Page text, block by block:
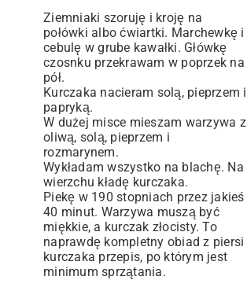
Ziemniaki szoruję i kroję na
połówki albo ćwiartki. Marchewkę i
cebulę w grube kawałki. Główkę
czosnku przekrawam w poprzek na
pół.
Kurczaka nacieram solą, pieprzem i
papryką.
W dużej misce mieszam warzywa z
oliwą, solą, pieprzem i
rozmarynem.
Wykładam wszystko na blachę. Na
wierzchu kładę kurczaka.
Piekę w 190 stopniach przez jakieś
40 minut. Warzywa muszą być
miękkie, a kurczak złocisty. To
naprawdę kompletny obiad z piersi
kurczaka przepis, po którym jest
minimum sprzątania.